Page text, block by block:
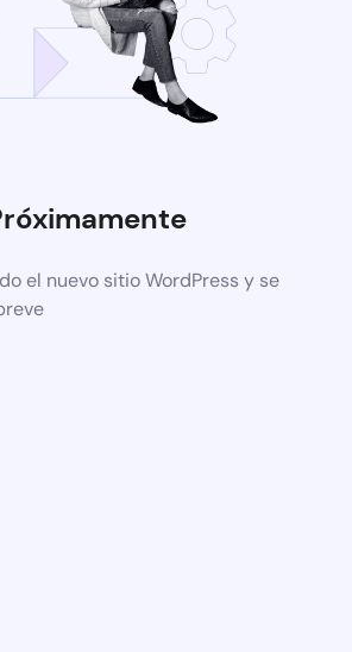
el nuevo sitio WordPress y se